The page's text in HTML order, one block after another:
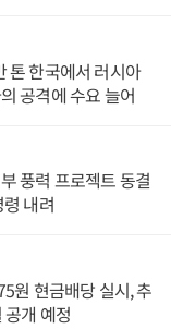
톤 한국에서 러시아
공격에 수요 늘어
풍력 프로젝트 동결
내려
원 현금배당 실시, 추
개 예정